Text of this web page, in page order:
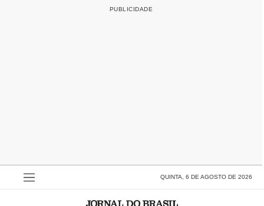
QUINTA, 6 DE AGOSTO DE 2026